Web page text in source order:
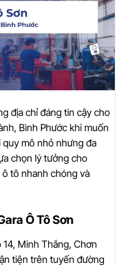
địa chỉ đáng tin cậy cho
Bình Phước khi muốn
mô nhỏ nhưng đa
chọn lý tưởng cho
tô nhanh chóng và
Ô Tô Sơn
14, Minh Thắng, Chơn
tiện trên tuyến đường